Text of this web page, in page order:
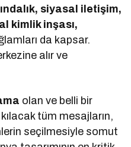
siyasal iletişim,
kimlik inşası,
da kapsar.
alır ve
olan ve belli bir
tüm mesajların,
seçilmesiyle somut